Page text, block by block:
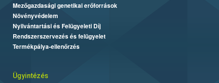
Mezőgazdasági genetikai erőforrások
Növényvédelem
Nyilvántartási és Felügyeleti Díj
Rendszerszervezés és felügyelet
Termékpálya-ellenőrzés
Ügyintézés